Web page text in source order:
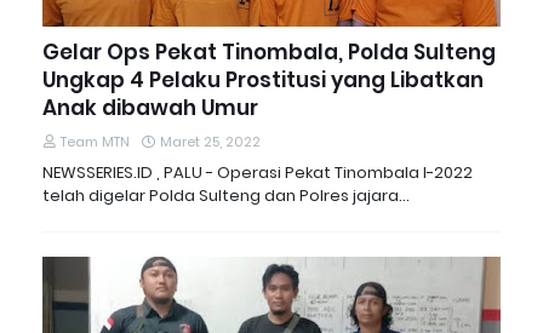
Gelar Ops Pekat Tinombala, Polda Sulteng
Ungkap 4 Pelaku Prostitusi yang Libatkan
Anak dibawah Umur
Team MTN Maret 25, 2022
NEWSSERIES.ID , PALU - Operasi Pekat Tinombala I-2022
telah digelar Polda Sulteng dan Polres jajara…